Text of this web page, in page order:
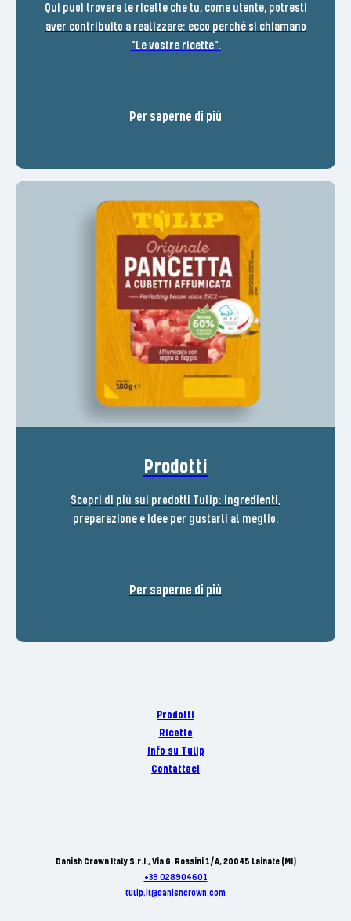
Qui puoi trovare le ricette che tu, come utente, potresti
aver contribuito a realizzare: ecco perché si chiamano
"Le vostre ricette".
Per saperne di più
Prodotti
Scopri di più sui prodotti Tulip: ingredienti,
preparazione e idee per gustarli al meglio.
Per saperne di più
Prodotti
Ricette
Info su Tulip
Contattaci
Danish Crown Italy S.r.I., Via G. Rossini 1/A, 20045 Lainate (MI)
+39 028904601
tulip.it@danishcrown.com